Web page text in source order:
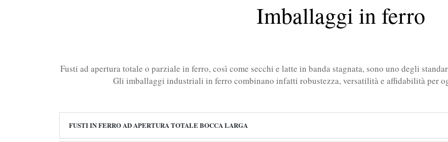
Imballaggi in ferro
Fusti ad apertura totale o parziale in ferro, così come secchi e latte in banda stagnata, sono uno degli
Gli imballaggi industriali in ferro combinano infatti robustezza, versatilità e affidabilità per
FUSTI IN FERRO AD APERTURA TOTALE BOCCA LARGA